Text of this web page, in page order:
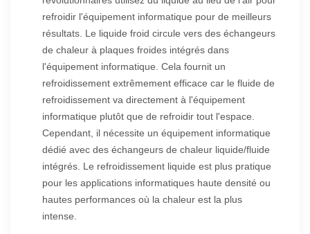
refroidir l'équipement informatique pour de meilleurs
résultats. Le liquide froid circule vers des échangeurs
de chaleur à plaques froides intégrés dans
l'équipement informatique. Cela fournit un
refroidissement extrêmement efficace car le fluide de
refroidissement va directement à l'équipement
informatique plutôt que de refroidir tout l'espace.
Cependant, il nécessite un équipement informatique
dédié avec des échangeurs de chaleur liquide/fluide
intégrés. Le refroidissement liquide est plus pratique
pour les applications informatiques haute densité ou
hautes performances où la chaleur est la plus
intense.